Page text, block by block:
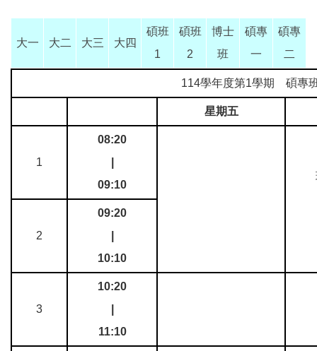
大一 大二 大三 大四
碩班
1
碩班
2
博士
班
碩專
一
碩專
二
114學年度第1學期 碩專
星期五
1
08:20
09:10
2
09:20
10:10
3
10:20
11:10